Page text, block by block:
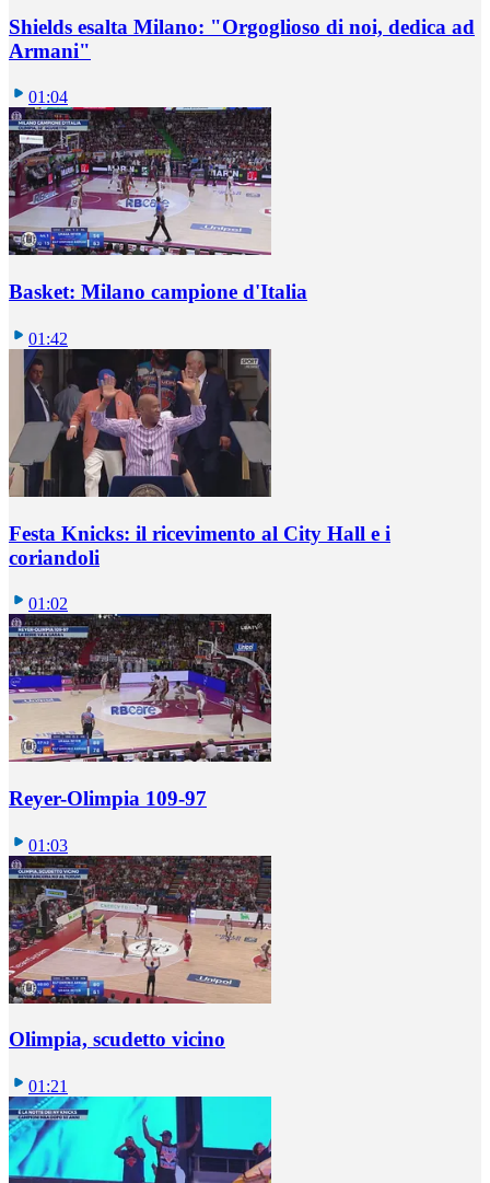
Shields esalta Milano: "Orgoglioso di noi, dedica ad
Armani"
01:04
Basket: Milano campione d'Italia
01:42
Festa Knicks: il ricevimento al City Hall e i
coriandoli
01:02
Reyer-Olimpia 109-97
01:03
Olimpia, scudetto vicino
01:21